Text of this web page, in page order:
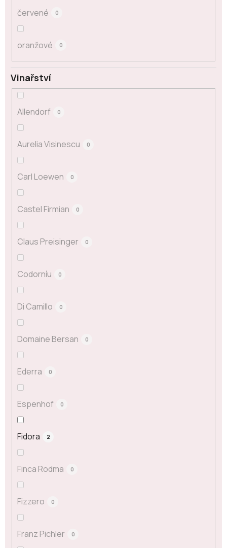
červené 0
oranžové 0
Vinařství
Allendorf 0
Aurelia Visinescu 0
Carl Loewen 0
Castel Firmian 0
Claus Preisinger 0
Codorníu 0
Di Camillo 0
Domaine Bersan 0
Ederra 0
Espenhof 0
Fidora 2
Finca Rodma 0
Fizzero 0
Franz Pichler 0